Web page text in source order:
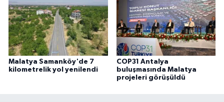
Malatya Samanköy'de 7
kilometrelik yol yenilendi
COP31 Antalya
buluşmasında Malatya
projeleri görüşüldü